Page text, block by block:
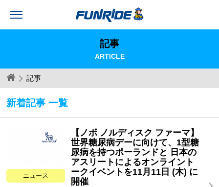
記事
ARTICLE
記事
新着記事 一覧
ニュース
【ノボ ノルディスク ファーマ】
世界糖尿病デーに向けて、1型糖
尿病を持つポーランドと 日本の
アスリートによるオンライント
ークイベントを11月11日 (木) に
開催